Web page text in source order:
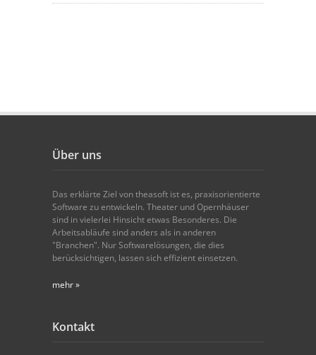
Über uns
Das erklärte Ziel von theasoft ist es, praxisorientierte
Software zu entwickeln. Theater und Opernhäuser
sind in vielerlei Hinsicht etwas Besonderes. Die
Arbeitsabläufe sind anders als in anderen
"Branchen". Nur Softwarelösungen, die dies
berücksichtigen, lassen sich effizient einsetzen.
mehr »
Kontakt